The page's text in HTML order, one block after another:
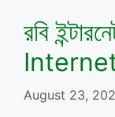
রবি
August 23,